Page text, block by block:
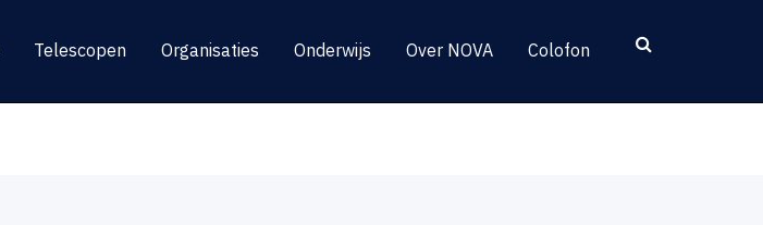
Telescopen Organisaties Onderwijs Over NOVA Colofon